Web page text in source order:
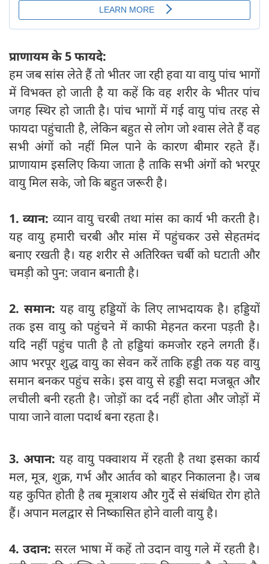
प्राणायम के 5 फायदे:
हम जब सांस लेते हैं तो भीतर जा रही हवा या वायु पांच भागों
में विभक्त हो जाती है या कहें कि वह शरीर के भीतर पांच
जगह स्थिर हो जाती है। पांच भागों में गई वायु पांच तरह से
फायदा पहुंचाती है, लेकिन बहुत से लोग जो श्वास लेते हैं वह
सभी अंगों को नहीं मिल पाने के कारण बीमार रहते हैं।
प्राणायाम इसलिए किया जाता है ताकि सभी अंगों को भरपूर
वायु मिल सके, जो कि बहुत जरूरी है।
1. व्यान: व्यान वायु चरबी तथा मांस का कार्य भी करती है।
यह वायु हमारी चरबी और मांस में पहुंचकर उसे सेहतमंद
बनाए रखती है। यह शरीर से अतिरिक्त चर्बी को घटाती और
चमड़ी को पुन: जवान बनाती है।
2. समान: यह वायु हड्डियों के लिए लाभदायक है। हड्डियों
तक इस वायु को पहुंचने में काफी मेहनत करना पड़ती है।
यदि नहीं पहुंच पाती है तो हड्डियां कमजोर रहने लगती हैं।
आप भरपूर शुद्ध वायु का सेवन करें ता‍कि हड्डी तक यह वायु
समान बनकर पहुंच सके। इस वायु से हड्डी सदा मजबूत और
लचीली बनी रहती है। जोड़ों का दर्द नहीं होता और जोड़ों में
पाया जाने वाला पदार्थ बना रहता है।
3. अपान: यह वायु पक्‍वाशय में रहती है तथा इसका कार्य
मल, मूत्र, शुक्र, गर्भ और आर्तव को बाहर निकालना है। जब
यह कुपित होती है तब मूत्राशय और गुर्दे से संबंधित रोग होते
हैं। अपान मलद्वार से निष्कासित होने वाली वायु है।
4. उदान: सरल भाषा में कहें तो उदान वायु गले में रहती है।